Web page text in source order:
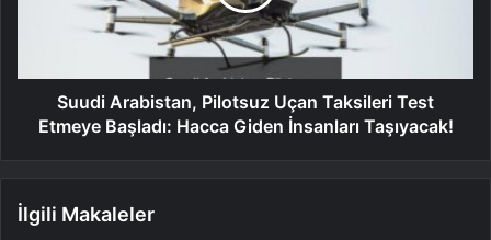
Suudi Arabistan, Pilotsuz Uçan Taksileri Test
Etmeye Başladı: Hacca Giden İnsanları Taşıyacak!
İlgili Makaleler